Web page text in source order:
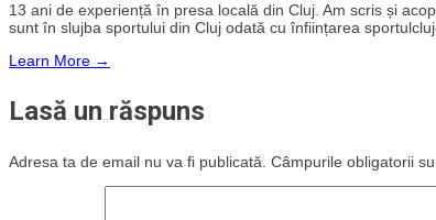
13 ani de experiență în presa locală din Cluj. Am scris și
sunt în slujba sportului din Cluj odată cu înființarea
Learn More →
Lasă un răspuns
Adresa ta de email nu va fi publicată. Câmpurile obligatorii